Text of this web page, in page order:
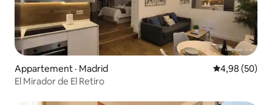
Appartement · Madrid Note
4,98 (50)
El Mirador de El Retiro